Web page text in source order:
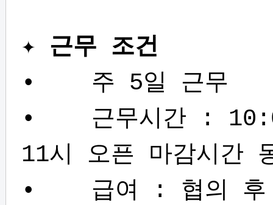
✦ 근무 조건
• 주 5일 근무
• 근무시간 :
11시 오픈 마감시간
• 급여 : 협의 후